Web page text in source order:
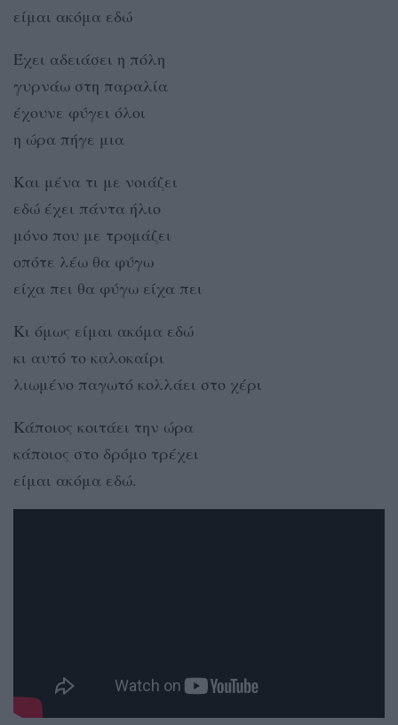
είμαι ακόμα εδώ
Έχει αδειάσει η πόλη
γυρνάω στη παραλία
έχουνε φύγει όλοι
η ώρα πήγε μια
Και μένα τι με νοιάζει
εδώ έχει πάντα ήλιο
μόνο που με τρομάζει
οπότε λέω θα φύγω
είχα πει θα φύγω είχα πει
Κι όμως είμαι ακόμα εδώ
κι αυτό το καλοκαίρι
λιωμένο παγωτό κολλάει στο χέρι
Κάποιος κοιτάει την ώρα
κάποιος στο δρόμο τρέχει
είμαι ακόμα εδώ.